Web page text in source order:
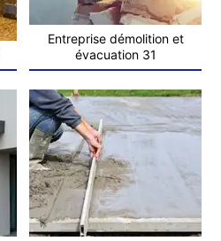
Entreprise démolition et
évacuation 31